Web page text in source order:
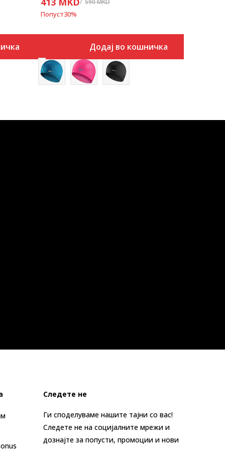
590MKD
Попуст30%
Додај во кошничка
Следете не
Ги споделуваме нашите тајни со вас!
Следете не на социјалните мрежи и
дознајте за попусти, промоции и нови